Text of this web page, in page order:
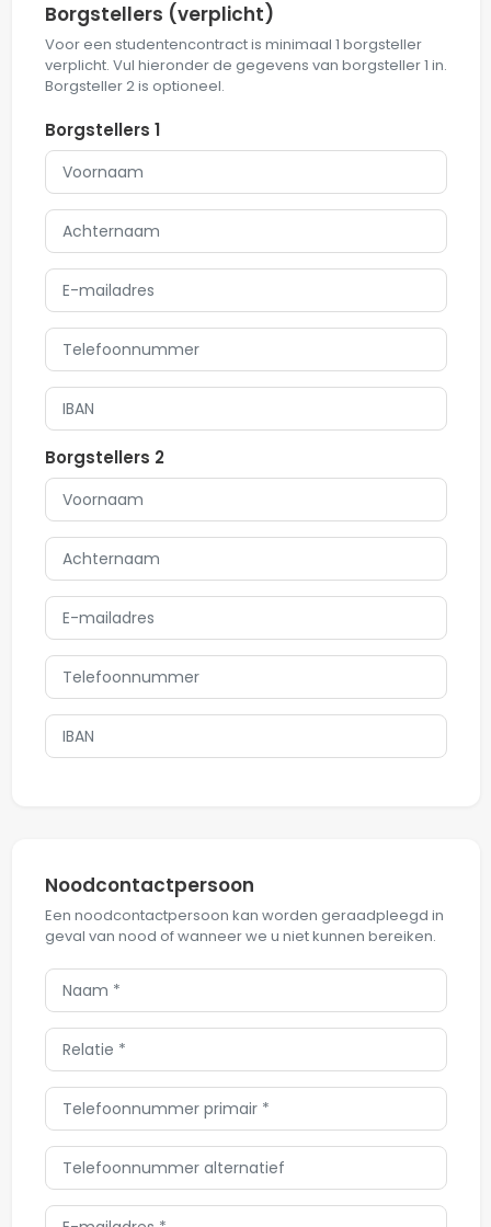
Borgstellers (verplicht)
Voor een studentencontract is minimaal 1 borgsteller
verplicht. Vul hieronder de gegevens van borgsteller 1 in.
Borgsteller 2 is optioneel.
Borgstellers 1
Borgstellers 2
Noodcontactpersoon
Een noodcontactpersoon kan worden geraadpleegd in
geval van nood of wanneer we u niet kunnen bereiken.